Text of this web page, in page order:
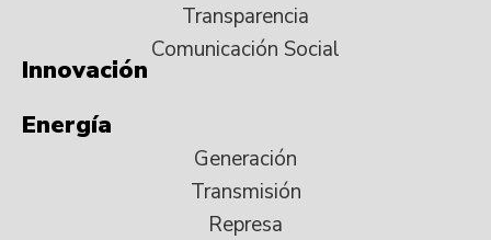
Transparencia
Comunicación Social
Innovación
Energía
Generación
Transmisión
Represa